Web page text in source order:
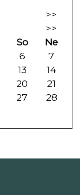
>>
>>
So
Ne
6
7
13
14
20
21
27
28